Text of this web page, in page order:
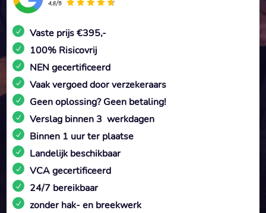
Vaste prijs €395,-
100% Risicovrij
NEN gecertificeerd
Vaak vergoed door verzekeraars
Geen oplossing? Geen betaling!
Verslag binnen 3 werkdagen
Binnen 1 uur ter plaatse
Landelijk beschikbaar
VCA gecertificeerd
24/7 bereikbaar
zonder hak- en breekwerk